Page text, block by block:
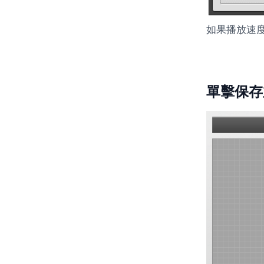
如果播放速
單擊保